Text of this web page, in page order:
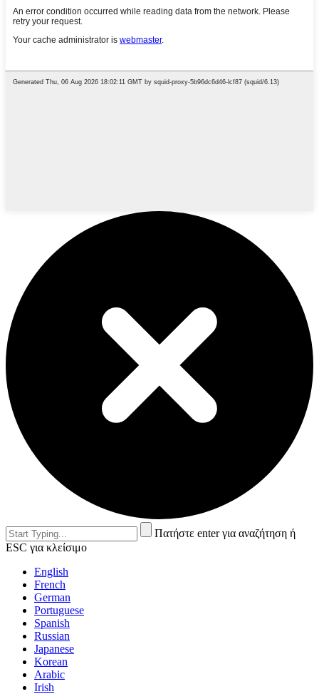
Πατήστε enter για αναζήτηση ή
ESC για κλείσιμο
English
French
German
Portuguese
Spanish
Russian
Japanese
Korean
Arabic
Irish